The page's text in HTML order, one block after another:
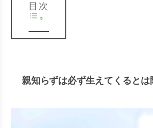
目次
親知らずは必ず生えてくるとは